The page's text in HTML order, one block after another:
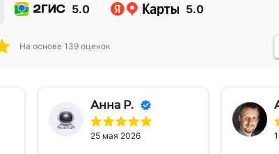
5.0 5.0
На основе139 оценок
Анна Р.
25 мая 2026